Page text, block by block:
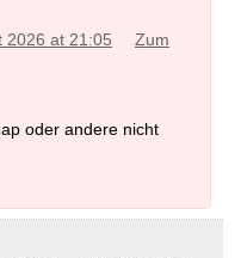
2026 at 21:05
Zum
oder andere nicht